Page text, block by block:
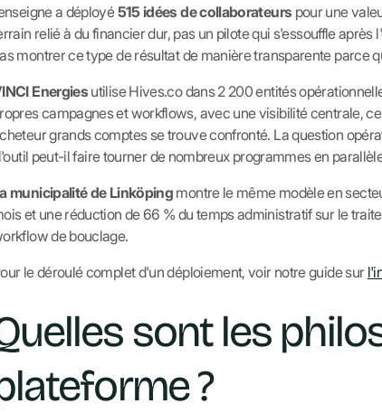
a déployé515 idées de collaborateurs pour une
relié à du financier dur, pas un pilote qui s'essouffle
montrer ce type de résultat de manière transparente parce
Energies utilise Hives.co dans 2 200 entités
campagnes et workflows, avec une visibilité centrale,
grands comptes se trouve confronté. La question
peut-il faire tourner de nombreux programmes en
municipalité de Linköping montre le même modèle en
et une réduction de 66 % du temps administratif sur le
de bouclage.
le déroulé complet d'un déploiement, voir notre guide sur
sont les
?